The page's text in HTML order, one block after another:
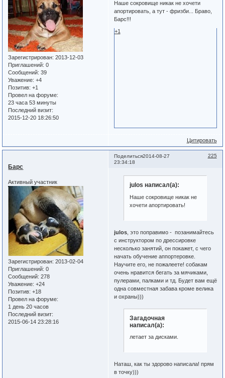
Зарегистрирован: 2013-12-03
Приглашений: 0
Сообщений: 39
Уважение: +4
Позитив: +1
Провел на форуме:
23 часа 53 минуты
Последний визит:
2015-12-20 18:26:50
Наше сокровище никак не хочети
апортировать, а тут - фризби... Браво,
Барс!!!
+1
Цитировать
Поделиться 225
2014-08-27
23:34:18
Барс
Активный участник
Зарегистрирован: 2013-02-04
Приглашений: 0
Сообщений: 278
Уважение: +24
Позитив: +18
Провел на форуме:
1 день 20 часов
Последний визит:
2015-06-14 23:28:16
julos написал(а):
Наше сокровище никак не
хочети апортировать!
julos, это поправимо - позанимайтесь
с инструктором по дрессировке
несколько занятий, он покажет, с чего
начать обучение аппортеровке.
Научите его, не пожалеете! собакам
очень нравится бегать за мячиками,
пулерами, палками и тд. Будет вам ещё
одна совместная забава кроме велика
и охраны)))
Загадочная
написал(а):
летает за дисками.
Наташ, как ты здорово написала! прям
в точку)))